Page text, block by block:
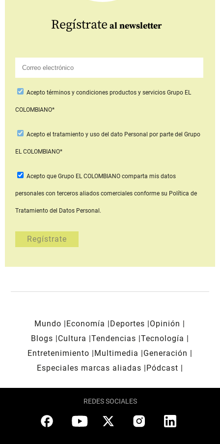
Regístrate al newsletter
Aceptotérminos y condiciones productos y serviciosGrupo EL
COLOMBIANO*
Acepto el tratamiento y uso del dato Personal por parte del Grupo
EL COLOMBIANO*
Acepto que Grupo EL COLOMBIANOcomparta mis datos
personales con terceros aliados comerciales conforme su Política de
Tratamiento del Datos Personal.
Mundo Economía Deportes
Opinión
Blogs
Cultura Tendencias Tecnología
Entretenimiento
Multimedia
Generación
Especiales marcas aliadas
Pódcast
REDES SOCIALES